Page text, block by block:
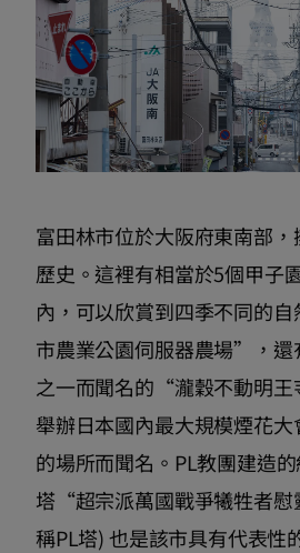
富田林市位於大阪府東南部
歷史。這裡有相當於5個甲子
內，可以欣賞到四季不同的
市農業公園伺服器農場”，還
之一而聞名的“瀧穀不動明
舉辦日本國內最大規模煙花
的場所而聞名。PL教團建造
塔“超宗派萬國戰爭犧牲者
稱PL塔) 也是該市具有代表性